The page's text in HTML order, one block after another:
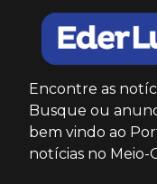
Encontre as
Busque ou
bem vindo ao
notícias no Meio-